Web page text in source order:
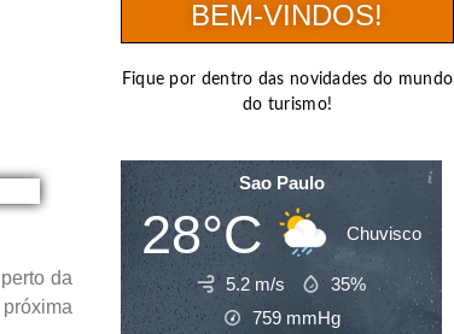
da
BEM-VINDOS!
Fique por dentro das novidades do mundo
do turismo!
Sao Paulo
28°C Chuvisco
5.2 m/s
35%
759 mmHg